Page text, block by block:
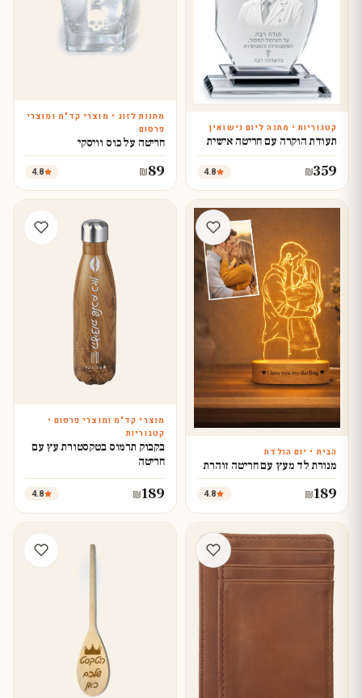
עצב עכשיו
קטגוריות • מתנה ליום נישואין
תעודת הוקרה עם חריטה אישית
₪359
4.8
מתנות לזוג • מוצרי קד"מ ומוצרי
פרסום
חריטה על כוס וויסקי
₪89
4.8
עצב עכשיו
הבית • יום הולדת
מנורת לד מעץ עם חריטה זוהרת
₪189
4.8
מוצרי קד"מ ומוצרי פרסום •
קטגוריות
בקבוק תרמוס בטקסטורת עץ עם
חריטה
₪189
4.8